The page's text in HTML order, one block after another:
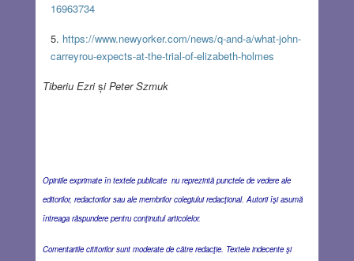
16963734
https://www.newyorker.com/news/q-and-a/what-john-
carreyrou-expects-at-the-trial-of-elizabeth-holmes
Tiberiu Ezriși Peter Szmuk
Opiniile exprimate în textele publicate nu reprezintă punctele de vedere ale
editorilor, redactorilor sau ale membrilor colegiului redacţional. Autorii îşi asumă
întreaga răspundere pentru conţinutul articolelor.
Comentariile cititorilor sunt moderate de către redacţie. Textele indecente şi